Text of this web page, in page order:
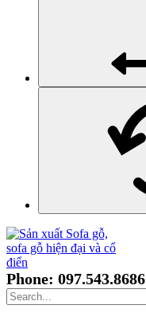
Phone: 097.543.8686